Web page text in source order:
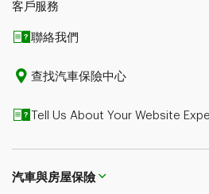
客戶服務
聯絡我們
查找汽車保險中心
Tell Us About Your Website
汽車與房屋保險